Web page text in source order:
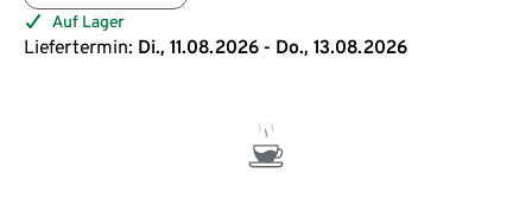
Auf Lager
Liefertermin: Di., 11.08.2026 - Do., 13.08.2026